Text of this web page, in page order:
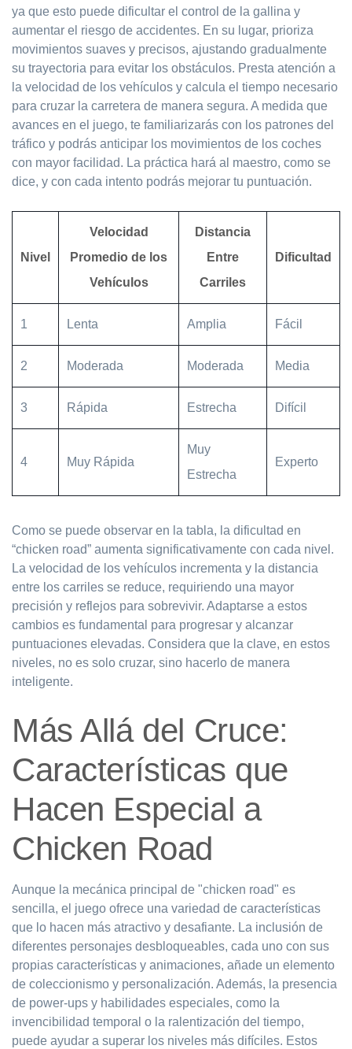
ya que esto puede dificultar el control de la gallina y
aumentar el riesgo de accidentes. En su lugar, prioriza
movimientos suaves y precisos, ajustando gradualmente
su trayectoria para evitar los obstáculos. Presta atención a
la velocidad de los vehículos y calcula el tiempo necesario
para cruzar la carretera de manera segura. A medida que
avances en el juego, te familiarizarás con los patrones del
tráfico y podrás anticipar los movimientos de los coches
con mayor facilidad. La práctica hará al maestro, como se
dice, y con cada intento podrás mejorar tu puntuación.
Nivel
Velocidad
Promedio de los
Vehículos
Distancia
Entre
Carriles
Dificultad
1 Lenta Amplia Fácil
2 Moderada Moderada Media
3 Rápida Estrecha Difícil
4 Muy Rápida
Muy
Estrecha
Experto
Como se puede observar en la tabla, la dificultad en
“chicken road” aumenta significativamente con cada nivel.
La velocidad de los vehículos incrementa y la distancia
entre los carriles se reduce, requiriendo una mayor
precisión y reflejos para sobrevivir. Adaptarse a estos
cambios es fundamental para progresar y alcanzar
puntuaciones elevadas. Considera que la clave, en estos
niveles, no es solo cruzar, sino hacerlo de manera
inteligente.
Más Allá del Cruce:
Características que
Hacen Especial a
Chicken Road
Aunque la mecánica principal de "chicken road" es
sencilla, el juego ofrece una variedad de características
que lo hacen más atractivo y desafiante. La inclusión de
diferentes personajes desbloqueables, cada uno con sus
propias características y animaciones, añade un elemento
de coleccionismo y personalización. Además, la presencia
de power-ups y habilidades especiales, como la
invencibilidad temporal o la ralentización del tiempo,
puede ayudar a superar los niveles más difíciles. Estos